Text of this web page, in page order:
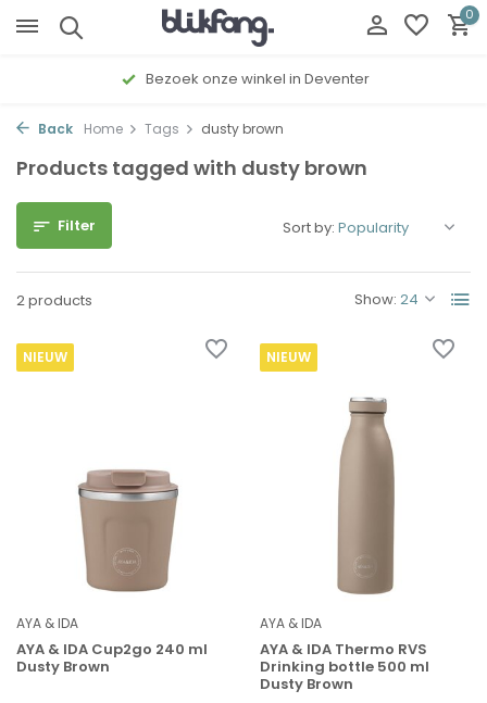
0
Bezoek onze winkel in Deventer
Back Home Tags dusty brown
Products tagged with dusty brown
Filter
2 products Show:
Sort by:
NIEUW
AYA & IDA
AYA & IDA Cup2go 240 ml
Dusty Brown
NIEUW
AYA & IDA
AYA & IDA Thermo RVS
Drinking bottle 500 ml
Dusty Brown